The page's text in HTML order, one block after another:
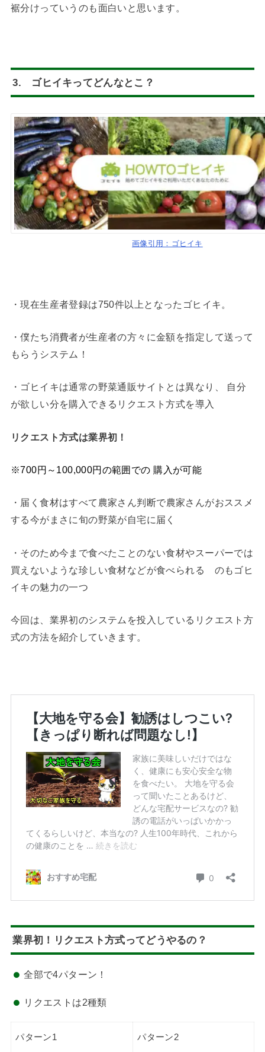
裾分けっていうのも面白いと思います。
3. ゴヒイキってどんなとこ？
画像引用：ゴヒイキ
・現在生産者登録は750件以上となったゴヒイキ。
・僕たち消費者が生産者の方々に金額を指定して送って
もらうシステム！
・ゴヒイキは通常の野菜通販サイトとは異なり、 自分
が欲しい分を購入できるリクエスト方式を導入
リクエスト方式は業界初！
※700円～100,000円の範囲での 購入が可能
・ 届く食材はすべて農家さん判断で農家さんがおススメ
する今がまさに旬の野菜が自宅に届く
・そのため今まで食べたことのない食材やスーパーでは
買えないような珍しい食材などが食べられる のもゴヒ
イキの魅力の一つ
今回は、業界初のシステムを投入しているリクエスト方
式の方法を紹介していきます。
業界初！リクエスト方式ってどうやるの？
全部で4パターン！
リクエストは2種類
パターン1 パターン2